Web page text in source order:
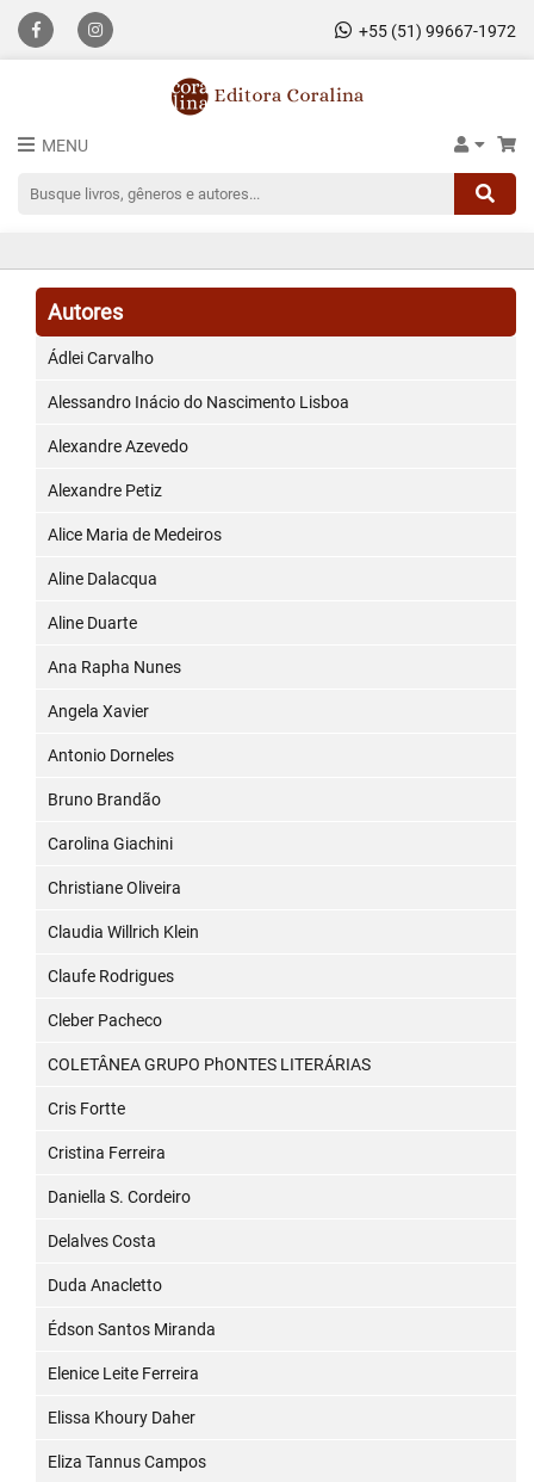
+55 (51) 99667-1972
MENU
Autores
Ádlei Carvalho
Alessandro Inácio do Nascimento Lisboa
Alexandre Azevedo
Alexandre Petiz
Alice Maria de Medeiros
Aline Dalacqua
Aline Duarte
Ana Rapha Nunes
Angela Xavier
Antonio Dorneles
Bruno Brandão
Carolina Giachini
Christiane Oliveira
Claudia Willrich Klein
Claufe Rodrigues
Cleber Pacheco
COLETÂNEA GRUPO PhONTES LITERÁRIAS
Cris Fortte
Cristina Ferreira
Daniella S. Cordeiro
Delalves Costa
Duda Anacletto
Édson Santos Miranda
Elenice Leite Ferreira
Elissa Khoury Daher
Eliza Tannus Campos